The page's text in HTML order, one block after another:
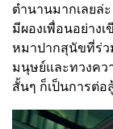
ตำนานมากเลยล่
มีผองเพื่อนอย่าง
หมาปากสุนัขที่ร่ว
มนุษย์และทวงค
สั้นๆ ก็เป็นการต่อ